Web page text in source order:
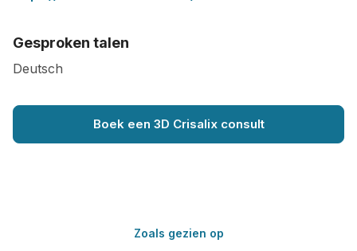
Gesproken talen
Deutsch
Boek een 3D Crisalix consult
Zoals gezien op